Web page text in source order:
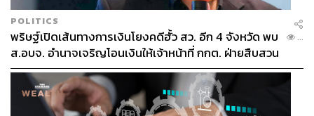
POLITICS
พริษฐ์เปิดเส้นทางการเงินโยงคดีฮั้ว สว. อีก 4 จังหวัด พบ
ส.อบจ. อำนาจเจริญโอนเงินให้เจ้าหน้าที่ กกต. ฝ่ายสืบสวน
...